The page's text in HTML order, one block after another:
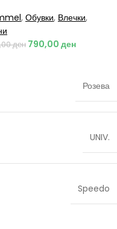
, Обувки, Влечки,
ден 790,00 ден
Розева
UNIV.
Speedo